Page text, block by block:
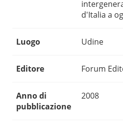
d'Italia a
Luogo Udine
Editore Forum
Anno di
pubblicazione
2008